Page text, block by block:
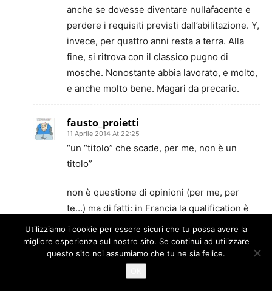
anche se dovesse diventare nullafacente e
perdere i requisiti previsti dall’abilitazione. Y,
invece, per quattro anni resta a terra. Alla
fine, si ritrova con il classico pugno di
mosche. Nonostante abbia lavorato, e molto,
e anche molto bene. Magari da precario.
fausto_proietti
11 Aprile 2014 At 22:25
“un “titolo” che scade, per me, non è un
titolo”
non è questione di opinioni (per me, per
te…) ma di fatti: in Francia la qualification è
un titolo, necessario per partecipare ai
concorsi, e ha una scadenza.
“E si consegue, infatti, presentando una tesi
Utilizziamo i cookie per essere sicuri che tu possa avere la
migliore esperienza sul nostro sito. Se continui ad utilizzare
questo sito noi assumiamo che tu ne sia felice.